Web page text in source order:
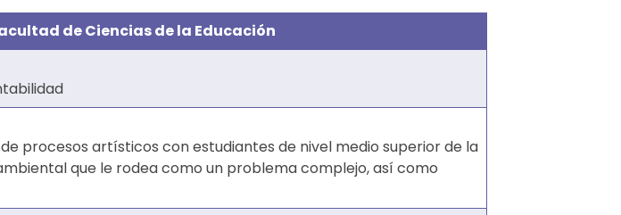
de Ciencias de la Educación
procesos artísticos con estudiantes de nivel medio superior de la
que le rodea como un problema complejo, así­ como